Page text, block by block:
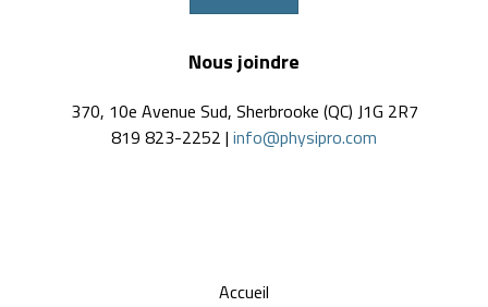
Nous joindre
370, 10e Avenue Sud, Sherbrooke (QC) J1G 2R7
819 823-2252 | info@physipro.com
Accueil